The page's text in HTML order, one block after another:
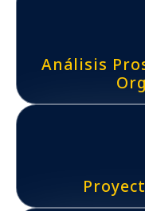
Análisis